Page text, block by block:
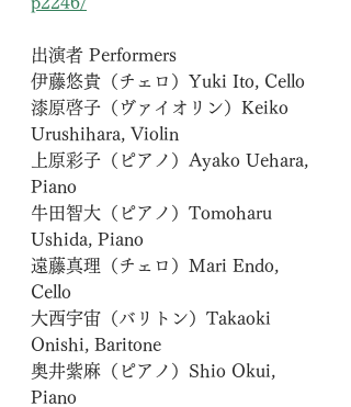
出演者 Performers
伊藤悠貴（チェロ）Yuki Ito, Cello
漆原啓子（ヴァイオリン）Keiko
Urushihara, Violin
上原彩子（ピアノ）Ayako Uehara,
Piano
牛田智大（ピアノ）Tomoharu
Ushida, Piano
遠藤真理（チェロ）Mari Endo,
Cello
大西宇宙（バリトン）Takaoki
Onishi, Baritone
奥井紫麻（ピアノ）Shio Okui,
Piano